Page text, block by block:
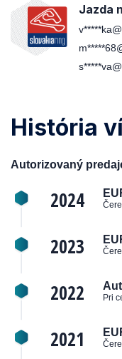
Jazda
História
Autorizovaný
2024
2023
2022 Pri
2021